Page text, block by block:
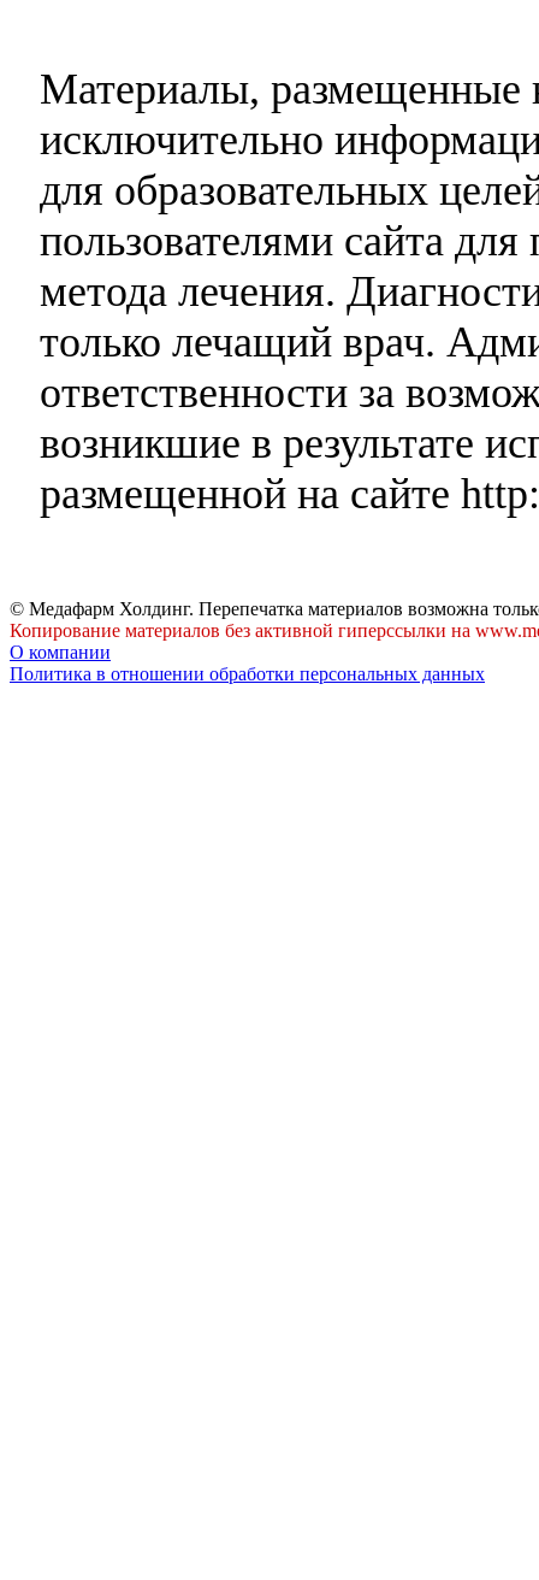
Материалы, размещенные
исключительно
для образовательных
пользователями сайта
метода лечения.
только лечащий врач.
ответственности за
возникшие в результате
размещенной на сайте
© Медафарм Холдинг. Перепечатка материалов возможна
Копирование материалов без активной гиперссылки на
О компании
Политика в отношении обработки персональных данных